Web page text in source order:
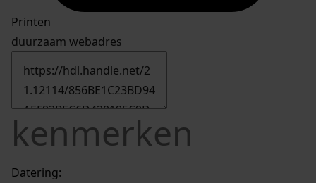
Printen
duurzaam webadres
kenmerken
Datering: